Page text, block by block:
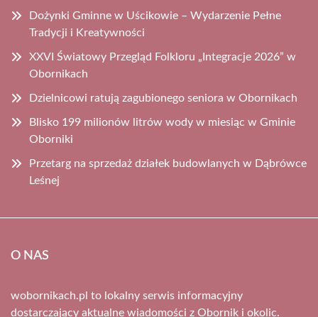
Dożynki Gminne w Uścikowie – Wydarzenie Pełne
Tradycji i Kreatywności
XXVI Światowy Przegląd Folkloru „Integracje 2026” w
Obornikach
Dzielnicowi ratują zagubionego seniora w Obornikach
Blisko 199 milionów litrów wody w miesiąc w Gminie
Oborniki
Przetarg na sprzedaż działek budowlanych w Dąbrówce
Leśnej
O NAS
wobornikach.pl to lokalny serwis informacyjny
dostarczający aktualne wiadomości z Obornik i okolic.